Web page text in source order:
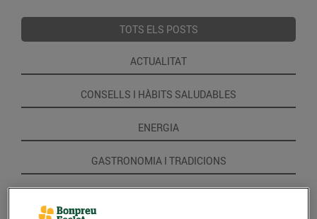
TOTS ELS POSTS
ACTUALITAT
CONSELLS I HÀBITS SALUDABLES
ENERGIA
GASTRONOMIA I TRADICIONS